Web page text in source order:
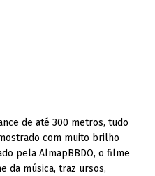
de até 300 metros, tudo
com muito brilho
pela AlmapBBDO, o filme
da música, traz ursos,